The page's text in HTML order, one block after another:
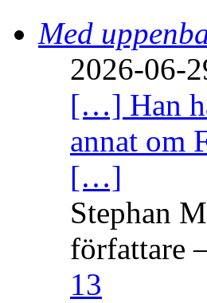
Med
2026-06-
[…] Han
annat om
[…]
Stephan
författare
13